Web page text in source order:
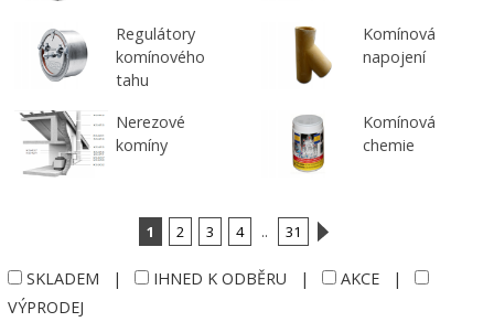
Regulátory
komínového
tahu
Komínová
napojení
Nerezové
komíny
Komínová
chemie
1 2 3 4 .. 31
SKLADEM | IHNED K ODBĚRU | AKCE |
VÝPRODEJ